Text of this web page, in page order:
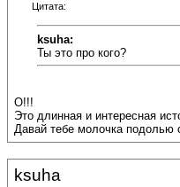
Цитата:
ksuha:
Ты это про кого?
О!!!
Это длинная и интересная
Давай тебе молочка подолью
ksuha